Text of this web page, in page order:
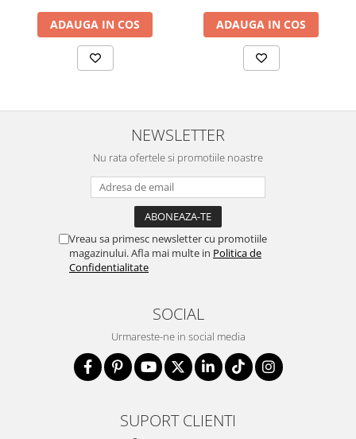
ADAUGA IN COS ADAUGA IN COS
NEWSLETTER
Nu rata ofertele si promotiile noastre
Vreau sa primesc newsletter cu promotiile
magazinului. Afla mai multe in Politica de
Confidentialitate
SOCIAL
Urmareste-ne in social media
SUPORT CLIENTI